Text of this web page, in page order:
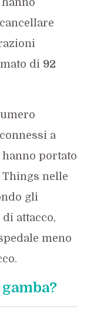
di 92
a
portato
Things nelle
gli
attacco,
meno